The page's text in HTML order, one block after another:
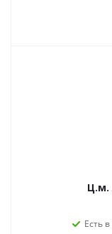
Ц.м.
Есть